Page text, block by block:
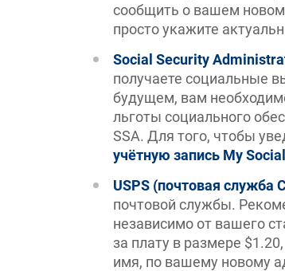
сообщить о вашем новом
просто укажите
Social Security
получаете социальные
будущем, вам
льготы социального
SSA. Для того, чтобы
учётную запись My
USPS (почтовая служба
почтовой службы.
независимо от вашего
за плату в размере
имя, по вашему новому